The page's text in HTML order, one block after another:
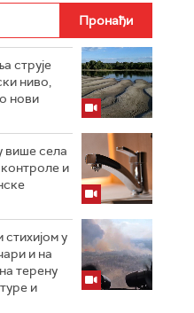
струје
ниво,
нови
више села
и
у
и на
терену
и